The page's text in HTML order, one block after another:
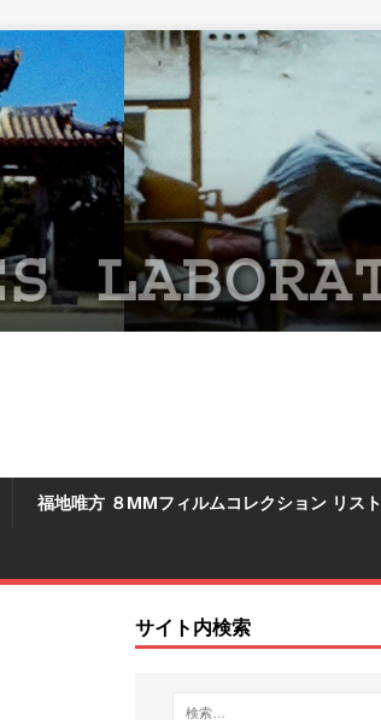
福地唯方 ８MMフィルムコレクション リスト
サイト内検索